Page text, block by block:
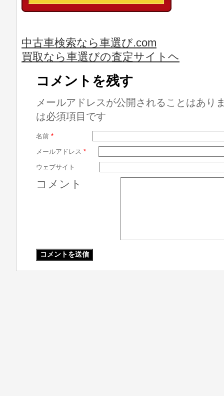
中古車検索なら車選び.com
買取なら車選びの査定サイトヘ
コメントを残す
メールアドレスが公開されることはあり
は必須項目です
名前 *
メールアドレス *
ウェブサイト
コメント